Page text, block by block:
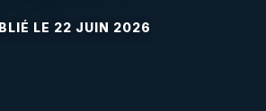
22 JUIN 2026